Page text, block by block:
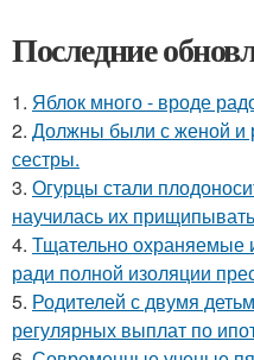
Последние
1. Яблок много - вроде
2. Должны были с женой и
сестры.
3. Огурцы стали
научилась их
4. Тщательно охраняемые
ради полной изоляции
5. Родителей с двумя
регулярных выплат по